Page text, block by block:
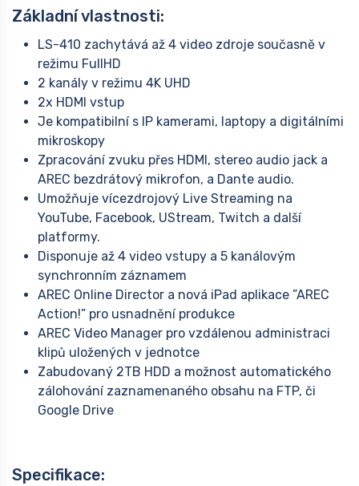
Základní vlastnosti:
LS-410 zachytává až 4 video zdroje současně v
režimu FullHD
2 kanály v režimu 4K UHD
2x HDMI vstup
Je kompatibilní s IP kamerami, laptopy a digitálními
mikroskopy
Zpracování zvuku přes HDMI, stereo audio jack a
AREC bezdrátový mikrofon, a Dante audio.
Umožňuje vícezdrojový Live Streaming na
YouTube, Facebook, UStream, Twitch a další
platformy.
Disponuje až 4 video vstupy a 5 kanálovým
synchronním záznamem
AREC Online Director a nová iPad aplikace ”AREC
Action!” pro usnadnění produkce
AREC Video Manager pro vzdálenou administraci
klipů uložených v jednotce
Zabudovaný 2TB HDD a možnost automatického
zálohování zaznamenaného obsahu na FTP, či
Google Drive
Specifikace: